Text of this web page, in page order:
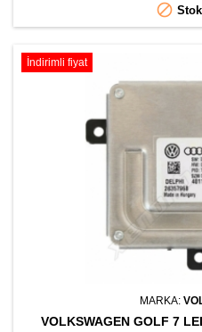

İndirimli fiyat
MARKA:
VOLKSWAGEN GOLF 7